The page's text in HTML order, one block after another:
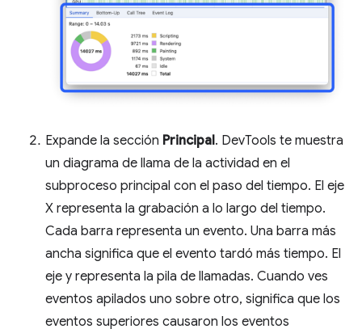
Expande la sección Principal. DevTools te muestra
un diagrama de llama de la actividad en el
subproceso principal con el paso del tiempo. El eje
X representa la grabación a lo largo del tiempo.
Cada barra representa un evento. Una barra más
ancha significa que el evento tardó más tiempo. El
eje y representa la pila de llamadas. Cuando ves
eventos apilados uno sobre otro, significa que los
eventos superiores causaron los eventos